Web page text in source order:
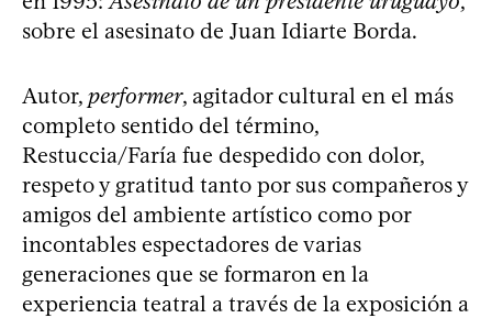
sobre el asesinato de Juan Idiarte Borda.
Autor, performer, agitador cultural en el más
completo sentido del término,
Restuccia/Faría fue despedido con dolor,
respeto y gratitud tanto por sus compañeros y
amigos del ambiente artístico como por
incontables espectadores de varias
generaciones que se formaron en la
experiencia teatral a través de la exposición a